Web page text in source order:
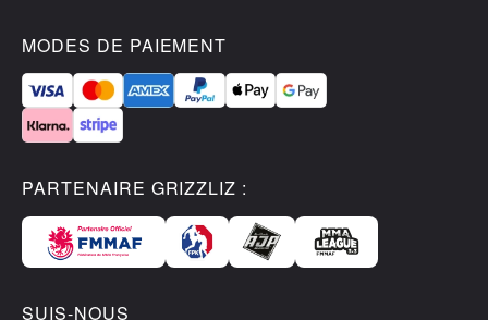
MODES DE PAIEMENT
PARTENAIRE GRIZZLIZ :
SUIS-NOUS